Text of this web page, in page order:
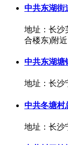
中共东湖街
地址：长沙
合楼东)附近
中共东湖塘
地址：长沙
中共冬塘村
地址：长沙